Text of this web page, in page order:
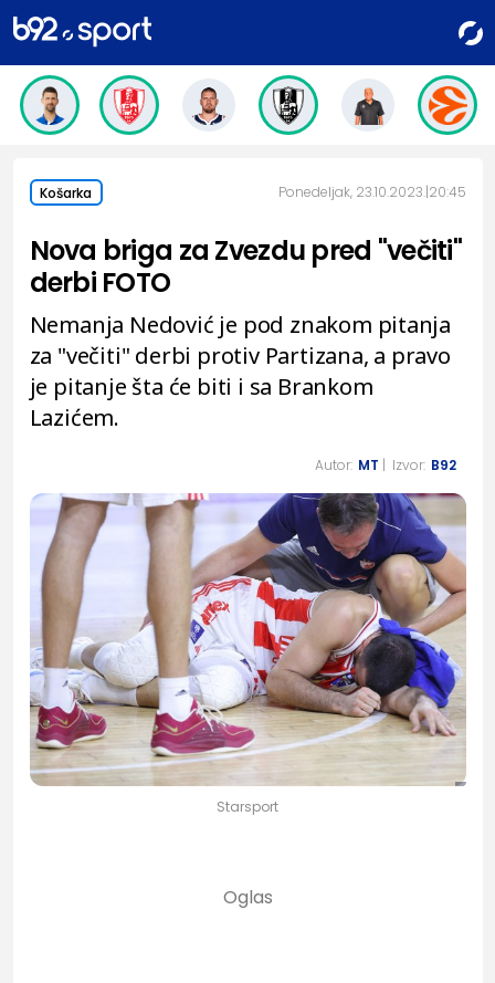
Košarka Ponedeljak, 23.10.2023. 20:45
Nova briga za Zvezdu pred "večiti"
derbi FOTO
Nemanja Nedović je pod znakom pitanja
za "večiti" derbi protiv Partizana, a pravo
je pitanje šta će biti i sa Brankom
Lazićem.
Autor: MT | Izvor: B92
Starsport